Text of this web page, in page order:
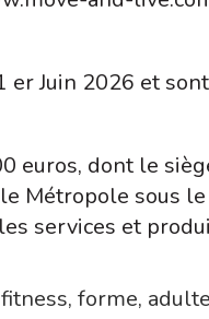
Juin 2026 et
euros, dont le
Métropole sous
services et
forme,